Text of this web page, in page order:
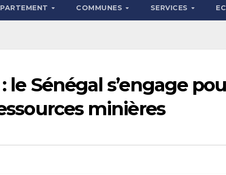
COMMUNES SERVICES
le Sénégal s’engage
minières